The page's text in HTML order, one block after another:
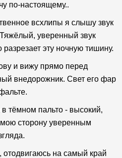
по-настоящему..
всхлипы я слышу звук
уверенный звук
разрезает эту ночную тишину.
и вижу прямо перед
внедорожник. Свет его фар
тёмном пальто - высокий,
сторону уверенным
на самый край